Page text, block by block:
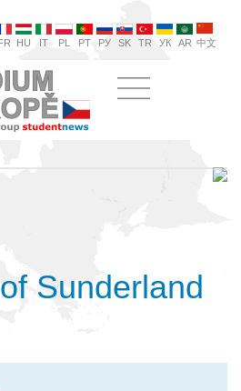
HU IT PL PT РУ SK TR УК AR 中文
Sunderland